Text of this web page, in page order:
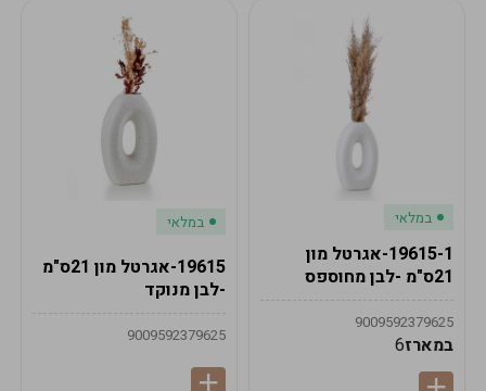
במלאי
19615-1-אגרטל מון
21ס"מ -לבן מחוספס
9009592379625
במארז6
במלאי
19615-אגרטל מון 21ס"מ
-לבן מנוקד
9009592379625